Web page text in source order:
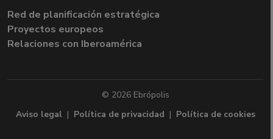
Red de planificación estratégica
Proyectos europeos
Relaciones con Iberoamérica
© 2026 Ebrópolis
Aviso legal| Política de privacidad | Política de cookies